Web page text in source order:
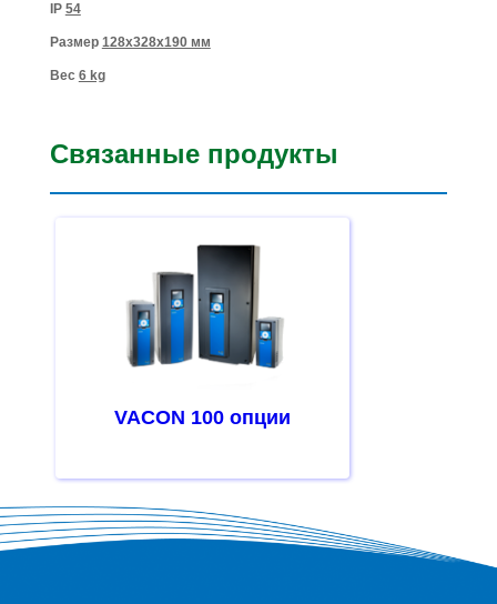
IP 54
Размер 128x328x190 мм
Вес 6 kg
Связанные продукты
VACON 100 опции